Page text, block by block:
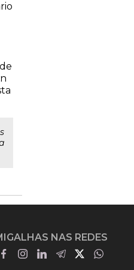
NAS REDES